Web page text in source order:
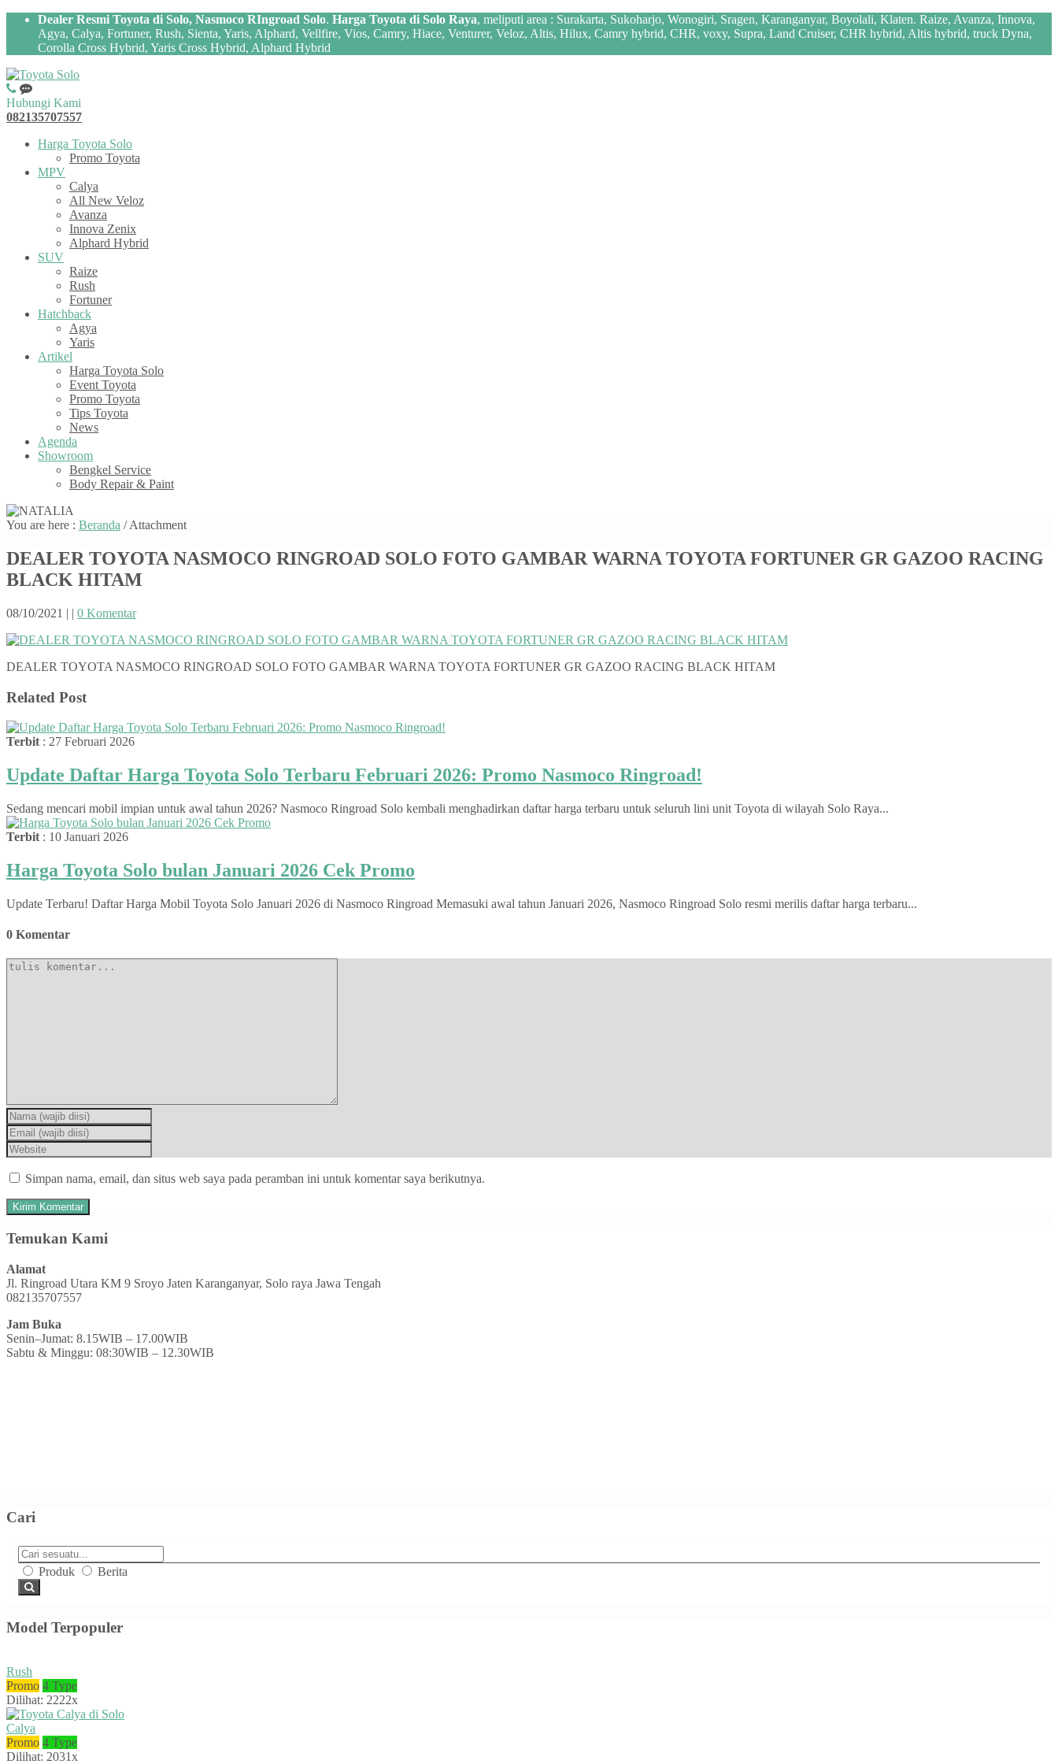
Dealer Resmi Toyota di Solo, Nasmoco RIngroad Solo. Harga Toyota di Solo Raya, meliputi area : Surakarta, Sukoharjo, Wonogiri, Sragen, Karanganyar, Boyolali, Klaten. Raize, Avanza, Innova,
Agya, Calya, Fortuner, Rush, Sienta, Yaris, Alphard, Vellfire, Vios, Camry, Hiace, Venturer, Veloz, Altis, Hilux, Camry hybrid, CHR, voxy, Supra, Land Cruiser, CHR hybrid, Altis hybrid, truck Dyna,
Corolla Cross Hybrid, Yaris Cross Hybrid, Alphard Hybrid
Hubungi Kami
082135707557
Harga Toyota Solo
Promo Toyota
MPV
Calya
All New Veloz
Avanza
Innova Zenix
Alphard Hybrid
SUV
Raize
Rush
Fortuner
Hatchback
Agya
Yaris
Artikel
Harga Toyota Solo
Event Toyota
Promo Toyota
Tips Toyota
News
Agenda
Showroom
Bengkel Service
Body Repair & Paint
You are here : Beranda / Attachment
DEALER TOYOTA NASMOCO RINGROAD SOLO FOTO GAMBAR WARNA TOYOTA FORTUNER GR GAZOO RACING
BLACK HITAM
08/10/2021 | | 0 Komentar
DEALER TOYOTA NASMOCO RINGROAD SOLO FOTO GAMBAR WARNA TOYOTA FORTUNER GR GAZOO RACING BLACK HITAM
Related Post
Terbit : 27 Februari 2026
Update Daftar Harga Toyota Solo Terbaru Februari 2026: Promo Nasmoco Ringroad!
Sedang mencari mobil impian untuk awal tahun 2026? Nasmoco Ringroad Solo kembali menghadirkan daftar harga terbaru untuk seluruh lini unit Toyota di wilayah Solo Raya...
Terbit : 10 Januari 2026
Harga Toyota Solo bulan Januari 2026 Cek Promo
Update Terbaru! Daftar Harga Mobil Toyota Solo Januari 2026 di Nasmoco Ringroad Memasuki awal tahun Januari 2026, Nasmoco Ringroad Solo resmi merilis daftar harga terbaru...
0 Komentar
Simpan nama, email, dan situs web saya pada peramban ini untuk komentar saya berikutnya.
Temukan Kami
Alamat
Jl. Ringroad Utara KM 9 Sroyo Jaten Karanganyar, Solo raya Jawa Tengah
082135707557
Jam Buka
Senin–Jumat: 8.15WIB – 17.00WIB
Sabtu & Minggu: 08:30WIB – 12.30WIB
Cari
Produk Berita
Model Terpopuler
Rush
Promo 4 Type
Dilihat: 2222x
Calya
Promo 4 Type
Dilihat: 2031x